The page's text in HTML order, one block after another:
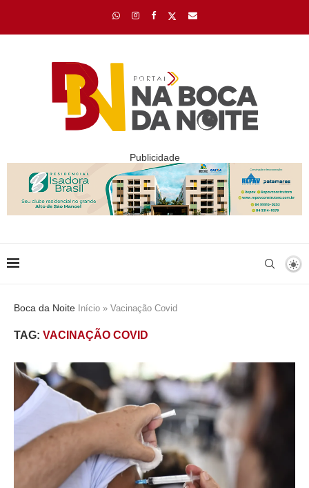
Publicidade
Boca da Noite Início » Vacinação Covid
TAG: VACINAÇÃO COVID